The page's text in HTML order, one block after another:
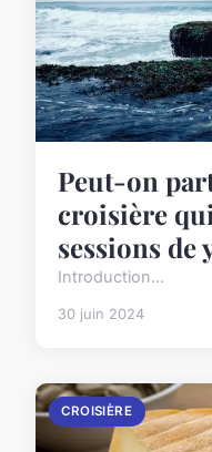
Peut-on
croisière
sessions de
Introduction...
30 juin 2024
CROISIÈRE